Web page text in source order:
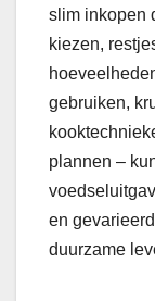
slim inkopen
kiezen,
gebruiken,
plannen –
en
duurzame